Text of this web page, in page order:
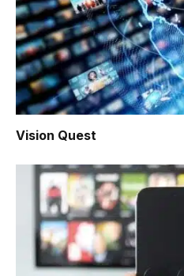
Vision Quest